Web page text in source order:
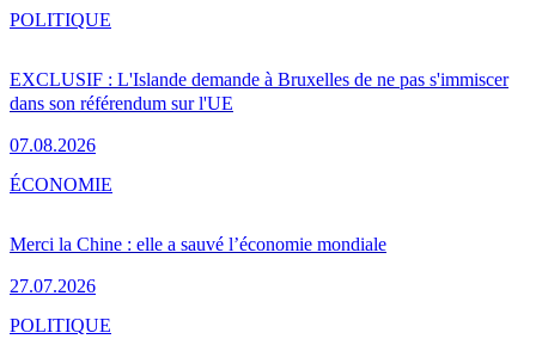
EXCLUSIF : L'Islande demande à Bruxelles de ne pas s'immiscer
dans son référendum sur l'UE
07.08.2026
POLITIQUE
Merci la Chine : elle a sauvé l’économie mondiale
27.07.2026
ÉCONOMIE
POLITIQUE